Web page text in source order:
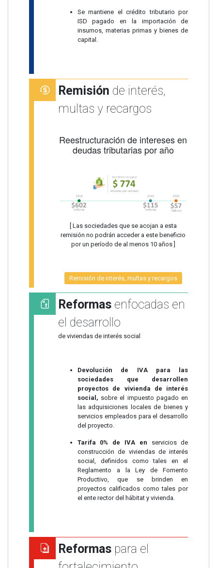
Se mantiene el crédito tributario por
ISD pagado en la importación de
insumos, materias primas y bienes de
capital.
Remisión de interés,
multas y recargos
Reestructuración de intereses en
deudas tributarias por año
[ Las sociedades que se acojan a esta
remisión no podrán acceder a este beneficio
por un período de al menos 10 años ]
Remisión de interés, multas y recargos
Reformasenfocadas en
el desarrollo
de viviendas de interés social
Devolución de IVA para las
sociedades que desarrollen
proyectos de vivienda de interés
social, sobre el impuesto pagado en
las adquisiciones locales de bienes y
servicios empleados para el desarrollo
del proyecto.
Tarifa 0% de IVA en servicios de
construcción de viviendas de interés
social, definidos como tales en el
Reglamento a la Ley de Fomento
Productivo, que se brinden en
proyectos calificados como tales por
el ente rector del hábitat y vivienda.
Reformaspara el